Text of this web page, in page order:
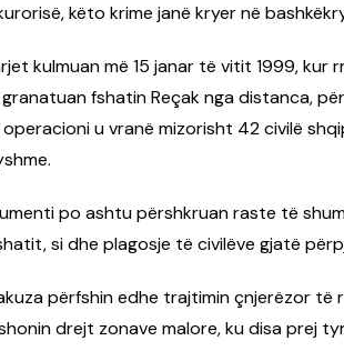
këto krime janë kryer në
kulmuan më 15 janar të vitit 1999,
fshatin Reçak nga distanca,
u vranë mizorisht 42 civilë
po ashtu përshkruan raste të
si dhe plagosje të civilëve gjatë
përfshin edhe trajtimin çnjerëzor
drejt zonave malore, ku disa prej